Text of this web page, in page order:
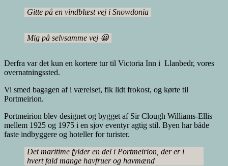
Gitte på en vindblæst vej i Snowdonia
Mig på selvsamme vej 😀
Derfra var det kun en kortere tur til Victoria Inn i Llanbedr, vores
overnatningssted.
Vi smed bagagen af i værelset, fik lidt frokost, og kørte til
Portmeirion.
Portmeirion blev designet og bygget af Sir Clough Williams-Ellis
mellem 1925 og 1975 i en sjov eventyr agtig stil. Byen har både
faste indbyggere og hoteller for turister.
Det maritime fylder en del i Portmeirion, der er i
hvert fald mange havfruer og havmænd